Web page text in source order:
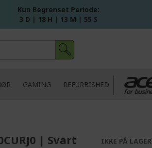
Kun Begrenset Periode:
3 D | 18 H | 13 M | 55 S
GAMING REFURBISHED
| Svart IKKE PÅ LAGER